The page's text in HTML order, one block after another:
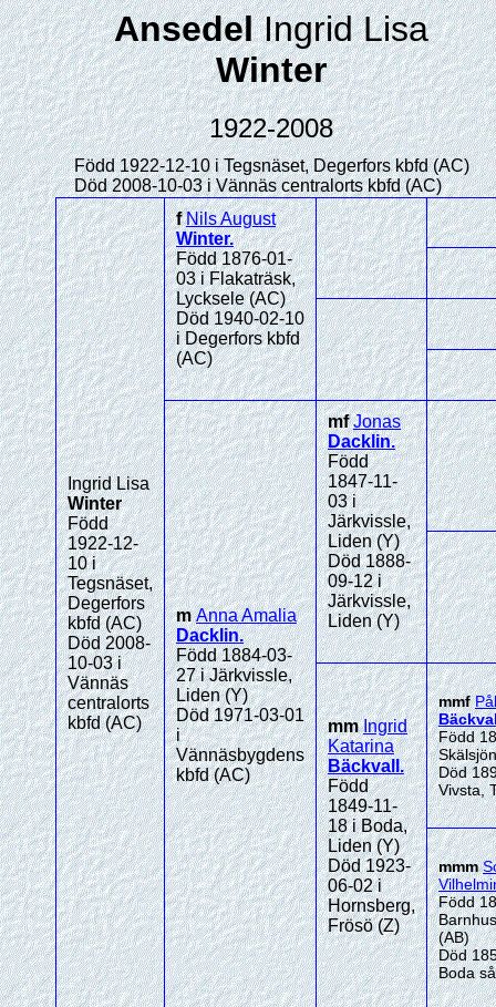
AnsedelIngrid Lisa
Winter
1922-2008
Född 1922-12-10 i Tegsnäset, Degerfors kbfd (AC)
Död 2008-10-03 i Vännäs centralorts kbfd (AC)
Ingrid Lisa
Winter
Född
1922-12-
10 i
Tegsnäset,
Degerfors
kbfd (AC)
Död 2008-
10-03 i
Vännäs
centralorts
kbfd (AC)
fNils August
Winter.
Född 1876-01-
03 i Flakaträsk,
Lycksele (AC)
Död 1940-02-10
i Degerfors kbfd
(AC)
mAnna Amalia
Dacklin.
Född 1884-03-
27 i Järkvissle,
Liden (Y)
Död 1971-03-01
i
Vännäsbygdens
kbfd (AC)
mfJonas
Dacklin.
Född
1847-11-
03 i
Järkvissle,
Liden (Y)
Död 1888-
09-12 i
Järkvissle,
Liden (Y)
mmIngrid
Katarina
Bäckvall.
Född
1849-11-
18 i Boda,
Liden (Y)
Död 1923-
06-02 i
Hornsberg,
Frösö (Z)
mmf
Född
Död
Vivsta,
mmm
Född
(AB)
Död
Boda